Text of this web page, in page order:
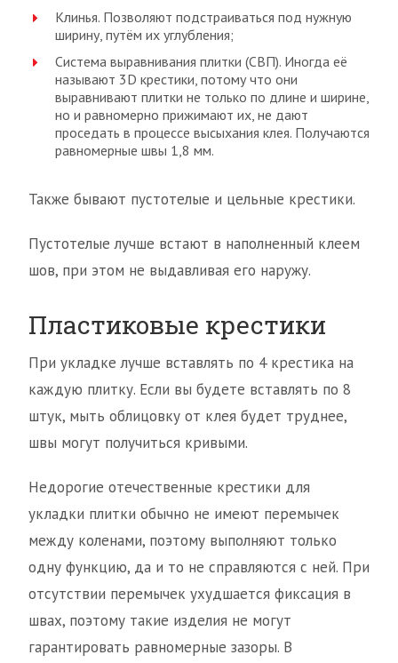
Клинья. Позволяют подстраиваться под нужную
ширину, путём их углубления;
Система выравнивания плитки (СВП). Иногда её
называют 3D крестики, потому что они
выравнивают плитки не только по длине и ширине,
но и равномерно прижимают их, не дают
проседать в процессе высыхания клея. Получаются
равномерные швы 1,8 мм.
Также бывают пустотелые и цельные крестики.
Пустотелые лучше встают в наполненный клеем
шов, при этом не выдавливая его наружу.
Пластиковые крестики
При укладке лучше вставлять по 4 крестика на
каждую плитку. Если вы будете вставлять по 8
штук, мыть облицовку от клея будет труднее,
швы могут получиться кривыми.
Недорогие отечественные крестики для
укладки плитки обычно не имеют перемычек
между коленами, поэтому выполняют только
одну функцию, да и то не справляются с ней. При
отсутствии перемычек ухудшается фиксация в
швах, поэтому такие изделия не могут
гарантировать равномерные зазоры. В